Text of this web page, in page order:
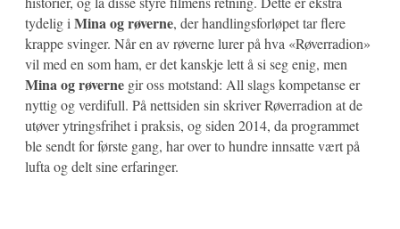
tydelig i Mina og røverne, der handlingsforløpet tar flere
krappe svinger. Når en av røverne lurer på hva «Røverradion»
vil med en som ham, er det kanskje lett å si seg enig, men
Mina og røverne gir oss motstand: All slags kompetanse er
nyttig og verdifull. På nettsiden sin skriver Røverradion at de
utøver ytringsfrihet i praksis, og siden 2014, da programmet
ble sendt for første gang, har over to hundre innsatte vært på
lufta og delt sine erfaringer.